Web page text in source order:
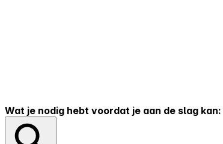
Wat je nodig hebt voordat je aan de slag kan: